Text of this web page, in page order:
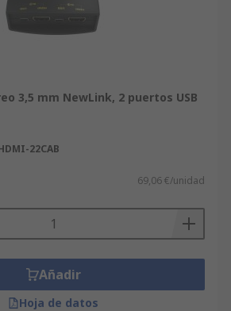
3,5 mm NewLink, 2 puertos USB
22CAB
69,06 €/unidad
Añadir
Hoja de datos